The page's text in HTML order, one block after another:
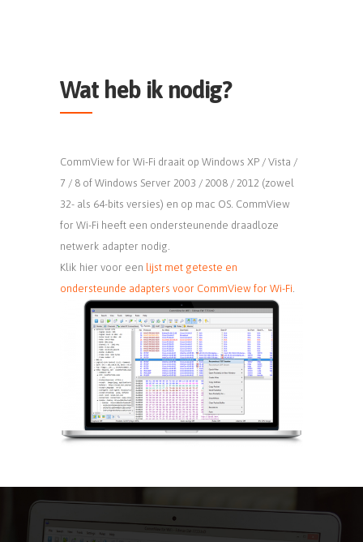
Wat heb ik nodig?
CommView for Wi-Fi draait op Windows XP / Vista /
7 / 8 of Windows Server 2003 / 2008 / 2012 (zowel
32- als 64-bits versies) en op mac OS. CommView
for Wi-Fi heeft een ondersteunende draadloze
netwerk adapter nodig.
Klik hier voor een lijst met geteste en
ondersteunde adapters voor CommView for Wi-Fi.